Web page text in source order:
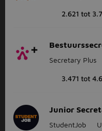
2.621 tot
Secretary Plus
3.471 tot
Junior
StudentJob